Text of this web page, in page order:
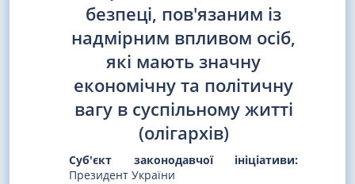
безпеці, пов'язаним із
надмірним впливом осіб,
які мають значну
економічну та політичну
вагу в суспільному житті
(олігархів)
Суб'єкт законодавчої ініціативи:
Президент України